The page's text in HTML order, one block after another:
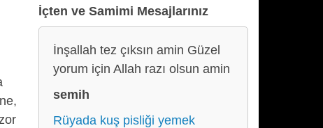
İçten ve Samimi Mesajlarınız
İnşallah tez çıksın amin Güzel
yorum için Allah razı olsun amin
semih
Rüyada kuş pisliği yemek